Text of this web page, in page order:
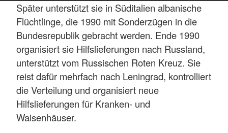
Später unterstützt sie in Süditalien albanische
Flüchtlinge, die 1990 mit Sonderzügen in die
Bundesrepublik gebracht werden. Ende 1990
organisiert sie Hilfslieferungen nach Russland,
unterstützt vom Russischen Roten Kreuz. Sie
reist dafür mehrfach nach Leningrad, kontrolliert
die Verteilung und organisiert neue
Hilfslieferungen für Kranken- und
Waisenhäuser.